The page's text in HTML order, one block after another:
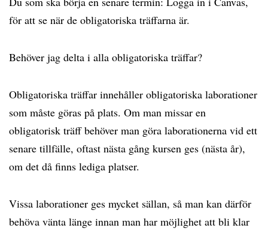
för att se när de obligatoriska träffarna är.
Behöver jag delta i alla obligatoriska träffar?
Obligatoriska träffar innehåller obligatoriska laborationer
som måste göras på plats. Om man missar en
obligatorisk träff behöver man göra laborationerna vid ett
senare tillfälle, oftast nästa gång kursen ges (nästa år),
om det då finns lediga platser.
Vissa laborationer ges mycket sällan, så man kan därför
behöva vänta länge innan man har möjlighet att bli klar